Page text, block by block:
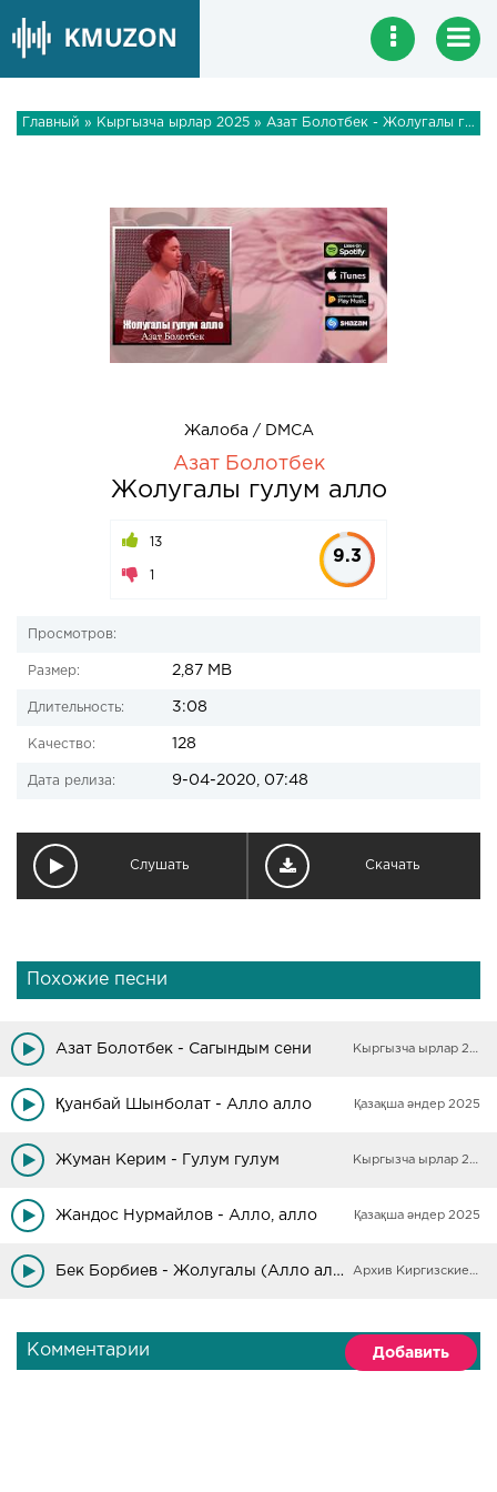
Главный » Кыргызча ырлар 2025 » Азат Болотбек - Жолугалы гулум алло
Жалоба / DMCA
Азат Болотбек
Жолугалы гулум алло
13
1
9.3
Просмотров:
Размер: 2,87 MB
Длительность: 3:08
Качество: 128
Дата релиза: 9-04-2020, 07:48
Слушать Скачать
Похожие песни
Азат Болотбек - Сагындым сени Кыргызча ырлар 2025
Қуанбай Шынболат - Алло алло Қазақша әндер 2025
Жуман Керим - Гулум гулум Кыргызча ырлар 2025
Жандос Нурмайлов - Алло, алло Қазақша әндер 2025
Бек Борбиев - Жолугалы (Алло алло) Архив Киргизские песни
Комментарии Добавить